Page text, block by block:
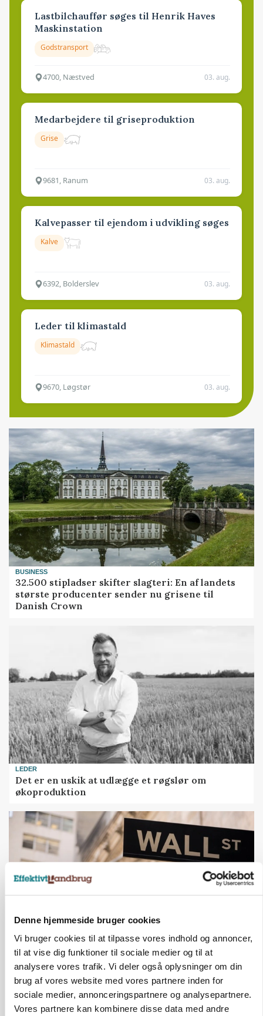
Denne hjemmeside bruger cookies
Vi bruger cookies til at tilpasse vores indhold og annoncer,
til at vise dig funktioner til sociale medier og til at
analysere vores trafik. Vi deler også oplysninger om din
brug af vores website med vores partnere inden for
sociale medier, annonceringspartnere og analysepartnere.
Vores partnere kan kombinere disse data med andre
Lastbilchauffør søges til Henrik Haves
Maskinstation
Godstransport
4700, Næstved 03. aug.
Medarbejdere til griseproduktion
Grise
9681, Ranum 03. aug.
Kalvepasser til ejendom i udvikling søges
Kalve
6392, Bolderslev 03. aug.
Leder til klimastald
Klimastald
9670, Løgstør 03. aug.
BUSINESS
32.500 stipladser skifter slagteri: En af landets
største producenter sender nu grisene til
Danish Crown
LEDER
Det er en uskik at udlægge et røgslør om
økoproduktion
MARKEDSFOKUS
Nye aktierekorder – og den brutale lektie fra et
24-årigt finansgeni